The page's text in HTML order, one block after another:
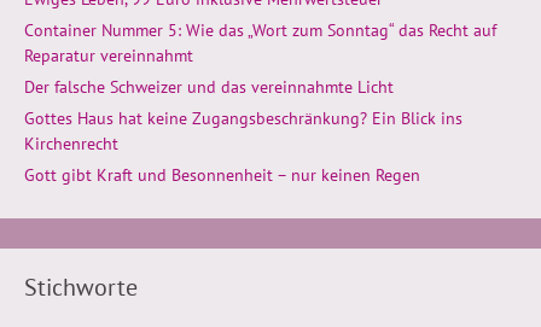
Container Nummer 5: Wie das „Wort zum Sonntag“ das Recht auf
Reparatur vereinnahmt
Der falsche Schweizer und das vereinnahmte Licht
Gottes Haus hat keine Zugangsbeschränkung? Ein Blick ins
Kirchenrecht
Gott gibt Kraft und Besonnenheit – nur keinen Regen
Stichworte